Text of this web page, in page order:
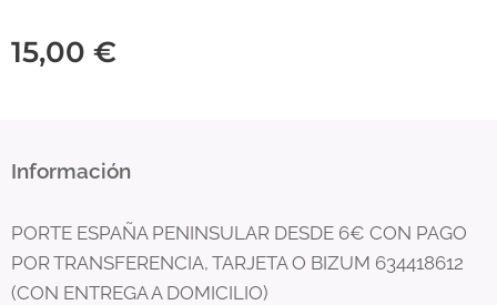
15,00 €
Información
PORTE ESPAÑA PENINSULAR DESDE 6€ CON PAGO
POR TRANSFERENCIA, TARJETA O BIZUM 634418612
(CON ENTREGA A DOMICILIO)